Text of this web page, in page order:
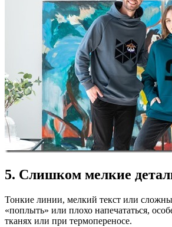
5. Слишком мелкие
Тонкие линии, мелкий текст или
«поплыть» или плохо напечататься,
тканях или при термопереносе.